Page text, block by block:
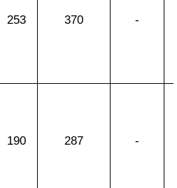
253 370 -
190 287 -